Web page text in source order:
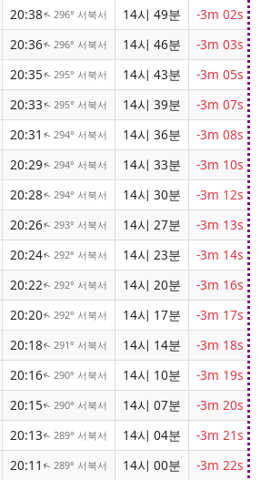
20:38↑296° 서북서 14시 49분 -3m 02s
20:36↑296° 서북서 14시 46분 -3m 03s
20:35↑295° 서북서 14시 43분 -3m 05s
20:33↑295° 서북서 14시 39분 -3m 07s
20:31 ↑294° 서북서 14시 36분 -3m 08s
20:29↑294° 서북서 14시 33분 -3m 10s
20:28↑294° 서북서 14시 30분 -3m 12s
20:26↑293° 서북서 14시 27분 -3m 13s
20:24↑ 292° 서북서 14시 23분 -3m 14s
20:22↑ 292° 서북서 14시 20분 -3m 16s
20:20↑ 292° 서북서 14시 17분 -3m 17s
20:18↑ 291° 서북서 14시 14분 -3m 18s
20:16↑ 290° 서북서 14시 10분 -3m 19s
20:15↑ 290° 서북서 14시 07분 -3m 20s
20:13↑ 289° 서북서 14시 04분 -3m 21s
20:11 ↑ 289° 서북서 14시 00분 -3m 22s